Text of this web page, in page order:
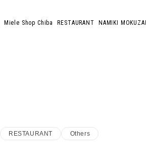
Miele Shop Chiba RESTAURANT NAMIKI MOKUZAI
RESTAURANT Others